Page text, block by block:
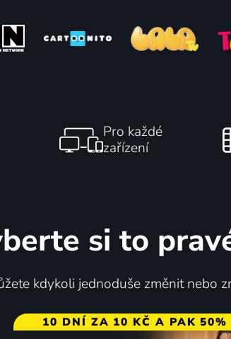
2015-2016 | USA | Komedie, Drama, Mysteriózní, Rodinný
Krasavec
Pro každé
zařízení
si to
kdykoli jednoduše změnit nebo
10 DNÍ ZA 10 KČ A PAK 50%